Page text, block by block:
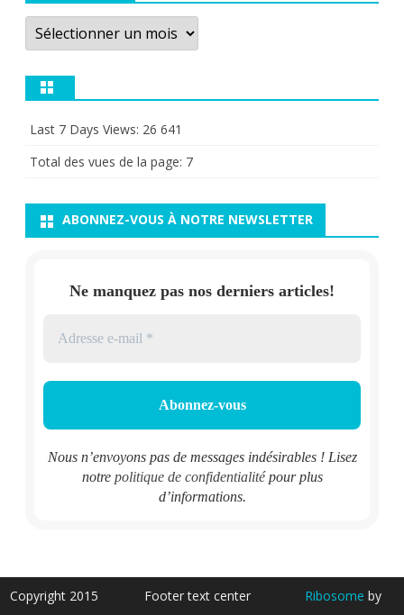
Archives
Last 7 Days Views: 26 641
Total des vues de la page: 7
ABONNEZ-VOUS À NOTRE NEWSLETTER
Ne manquez pas nos derniers articles!
Nous n’envoyons pas de messages indésirables ! Lisez
notre politique de confidentialitépour plus
d’informations.
Copyright 2015 Footer text center Ribosome by